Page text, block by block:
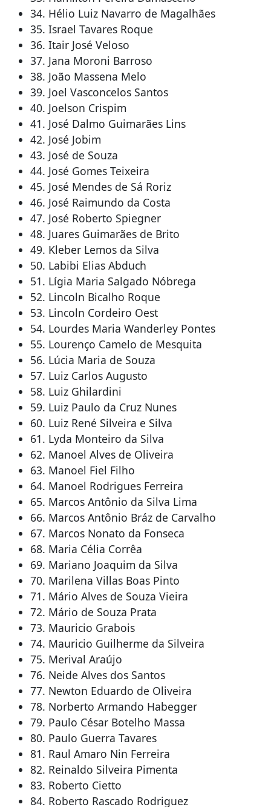
34. Hélio Luiz Navarro de Magalhães
35. Israel Tavares Roque
36. Itair José Veloso
37. Jana Moroni Barroso
38. João Massena Melo
39. Joel Vasconcelos Santos
40. Joelson Crispim
41. José Dalmo Guimarães Lins
42. José Jobim
43. José de Souza
44. José Gomes Teixeira
45. José Mendes de Sá Roriz
46. José Raimundo da Costa
47. José Roberto Spiegner
48. Juares Guimarães de Brito
49. Kleber Lemos da Silva
50. Labibi Elias Abduch
51. Lígia Maria Salgado Nóbrega
52. Lincoln Bicalho Roque
53. Lincoln Cordeiro Oest
54. Lourdes Maria Wanderley Pontes
55. Lourenço Camelo de Mesquita
56. Lúcia Maria de Souza
57. Luiz Carlos Augusto
58. Luiz Ghilardini
59. Luiz Paulo da Cruz Nunes
60. Luiz René Silveira e Silva
61. Lyda Monteiro da Silva
62. Manoel Alves de Oliveira
63. Manoel Fiel Filho
64. Manoel Rodrigues Ferreira
65. Marcos Antônio da Silva Lima
66. Marcos Antônio Bráz de Carvalho
67. Marcos Nonato da Fonseca
68. Maria Célia Corrêa
69. Mariano Joaquim da Silva
70. Marilena Villas Boas Pinto
71. Mário Alves de Souza Vieira
72. Mário de Souza Prata
73. Mauricio Grabois
74. Mauricio Guilherme da Silveira
75. Merival Araújo
76. Neide Alves dos Santos
77. Newton Eduardo de Oliveira
78. Norberto Armando Habegger
79. Paulo César Botelho Massa
80. Paulo Guerra Tavares
81. Raul Amaro Nin Ferreira
82. Reinaldo Silveira Pimenta
83. Roberto Cietto
84. Roberto Rascado Rodriguez